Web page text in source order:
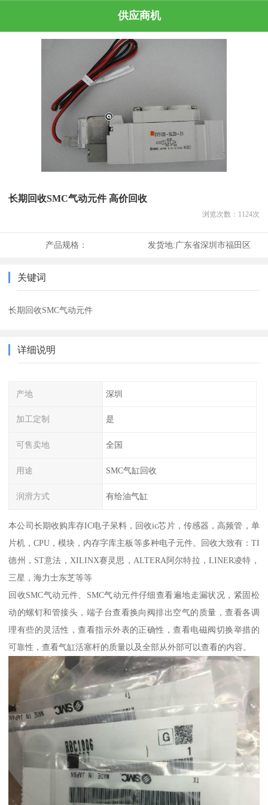
供应商机
长期回收SMC气动元件 高价回收
浏览次数： 1124次
产品规格： 发货地:广东省深圳市福田区
关键词
长期回收SMC气动元件
详细说明
产地 深圳
加工定制 是
可售卖地 全国
用途 SMC气缸回收
润滑方式 有给油气缸
本公司长期收购库存IC电子呆料，回收ic芯片，传感器，高频管，单
片机，CPU，模块，内存字库主板等多种电子元件。回收大致有：TI
德州，ST意法，XILINX赛灵思，ALTERA阿尔特拉，LINER凌特，
三星，海力士东芝等等
回收SMC气动元件、SMC气动元件仔细查看遍地走漏状况，紧固松
动的螺钉和管接头，端子台查看换向阀排出空气的质量，查看各调
理有些的灵活性，查看指示外表的正确性，查看电磁阀切换举措的
可靠性，查看气缸活塞杆的质量以及全部从外部可以查看的内容。